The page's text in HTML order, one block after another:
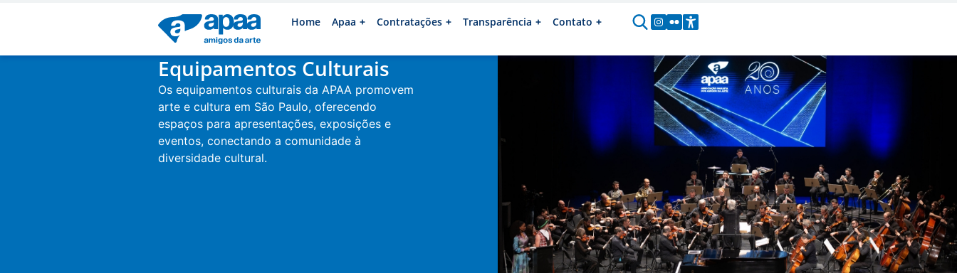
Home Apaa Contratações Transparência Contato
Equipamentos Culturais
Os equipamentos culturais da APAA promovem
arte e cultura em São Paulo, oferecendo
espaços para apresentações, exposições e
eventos, conectando a comunidade à
diversidade cultural.